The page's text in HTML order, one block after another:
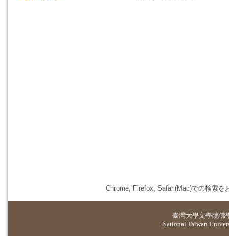
Chrome, Firefox, Safari(Mac)での検索を
臺灣大學文學院佛
National Taiwan